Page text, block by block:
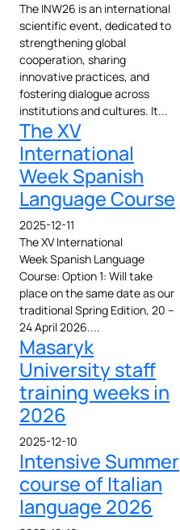
The INW26 is an international
scientific event, dedicated to
strengthening global
cooperation, sharing
innovative practices, and
fostering dialogue across
institutions and cultures. It...
The XV
International
Week Spanish
Language Course
2025-12-11
The XV International
Week Spanish Language
Course: Option 1: Will take
place on the same date as our
traditional Spring Edition, 20 –
24 April 2026....
Masaryk
University staff
training weeks in
2026
2025-12-10
Intensive Summer
course of Italian
language 2026